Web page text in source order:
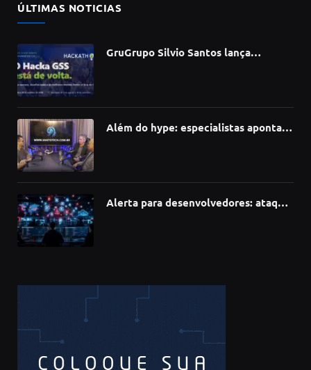
ÚLTIMAS NOTICIAS
GruGrupo Silvio Santos lança
Além do hype: especialistas apontam
Alerta para desenvolvedores: ataque